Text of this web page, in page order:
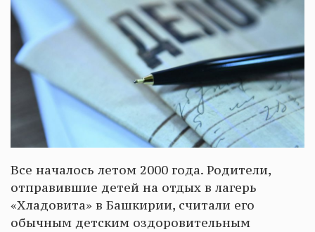
Все началось летом 2000 года. Родители,
отправившие детей на отдых в лагерь
«Хладовита» в Башкирии, считали его
обычным детским оздоровительным